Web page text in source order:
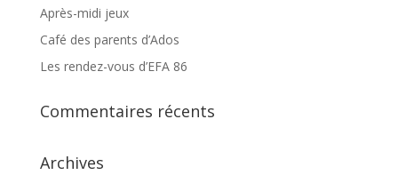
Après-midi jeux
Café des parents d’Ados
Les rendez-vous d’EFA 86
Commentaires récents
Archives